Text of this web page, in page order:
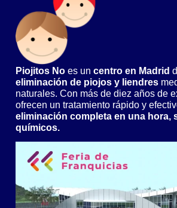
Piojitos No es un centro en Madrid
eliminación de piojos y liendres
naturales. Con más de diez años de
ofrecen un tratamiento rápido y
eliminación completa en una hora,
químicos.